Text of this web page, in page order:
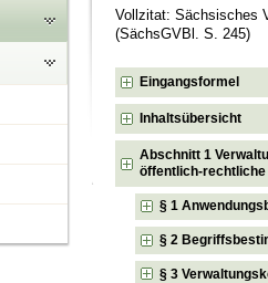
Vollzitat: Sächsisches
(SächsGVBl. S. 245)
Eingangsformel
Inhaltsübersicht
Abschnitt 1
öffentlich-
§ 1
§ 2
§ 3